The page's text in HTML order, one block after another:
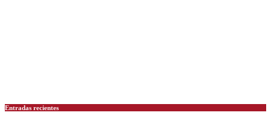
Entradas recientes